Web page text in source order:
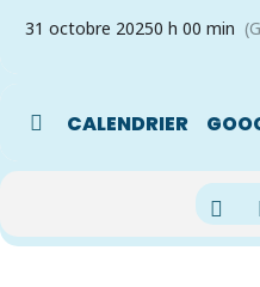
– Une pluie de bonbons
De 18 h à 20 h 30, on vous
Halloween en grand !
31 octobre 20250 h 00 min
CALENDRIER